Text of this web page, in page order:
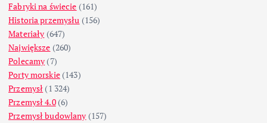
Fabryki na świecie (161)
Historia przemysłu (156)
Materiały (647)
Największe (260)
Polecamy (7)
Porty morskie(143)
Przemysł (1 324)
Przemysł 4.0(6)
Przemysł budowlany (157)